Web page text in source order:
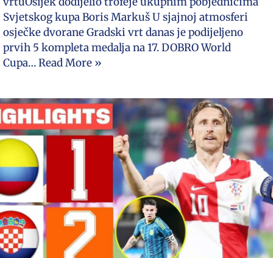
Svjetskog kupa Boris Markuš U sjajnoj atmosferi
osječke dvorane Gradski vrt danas je podijeljeno
prvih 5 kompleta medalja na 17. DOBRO World
Cupa…Read More »